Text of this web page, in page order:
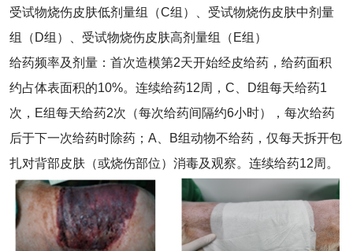
受试物烧伤皮肤低剂量组（C组）、受试物烧伤皮肤中剂量
组（D组）、受试物烧伤皮肤高剂量组（E组）
给药频率及剂量：首次造模第2天开始经皮给药，给药面积
约占体表面积的10%。连续给药12周，C、D组每天给药1
次，E组每天给药2次（每次给药间隔约6小时），每次给药
后于下一次给药时除药；A、B组动物不给药，仅每天拆开包
扎对背部皮肤（或烧伤部位）消毒及观察。连续给药12周。